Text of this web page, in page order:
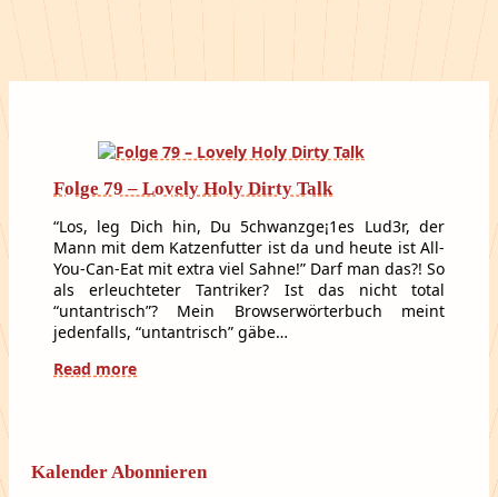
Folge 79 – Lovely Holy Dirty Talk
“Los, leg Dich hin, Du 5chwanzge¡1es Lud3r, der
Mann mit dem Katzenfutter ist da und heute ist All-
You-Can-Eat mit extra viel Sahne!” Darf man das?! So
als erleuchteter Tantriker? Ist das nicht total
“untantrisch”? Mein Browserwörterbuch meint
jedenfalls, “untantrisch” gäbe…
Read more
Kalender Abonnieren